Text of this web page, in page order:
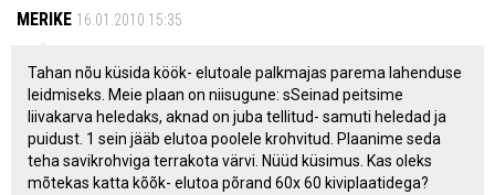
MERIKE 16.01.2010 15:35
Tahan nõu küsida köök- elutoale palkmajas parema lahenduse
leidmiseks. Meie plaan on niisugune: sSeinad peitsime
liivakarva heledaks, aknad on juba tellitud- samuti heledad ja
puidust. 1 sein jääb elutoa poolele krohvitud. Plaanime seda
teha savikrohviga terrakota värvi. Nüüd küsimus. Kas oleks
mõtekas katta kõõk- elutoa põrand 60x 60 kiviplaatidega?